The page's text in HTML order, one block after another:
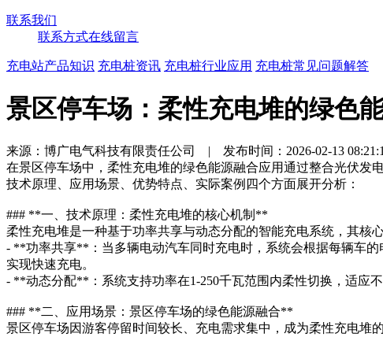
联系我们
联系方式在线留言
充电站产品知识 充电桩资讯 充电桩行业应用 充电桩常见问题解答
景区停车场：柔性充电堆的绿色
来源：博广电气科技有限责任公司 | 发布时间：2026-02-13
在景区停车场中，柔性充电堆的绿色能源融合应用通过整合光伏发
技术原理、应用场景、优势特点、实际案例四个方面展开分析：
### **一、技术原理：柔性充电堆的核心机制**
柔性充电堆是一种基于功率共享与动态分配的智能充电系统，其核
- **功率共享**：当多辆电动汽车同时充电时，系统会根据每辆车
实现快速充电。
- **动态分配**：系统支持功率在1-250千瓦范围内柔性切换，适应
### **二、应用场景：景区停车场的绿色能源融合**
景区停车场因游客停留时间较长、充电需求集中，成为柔性充电堆